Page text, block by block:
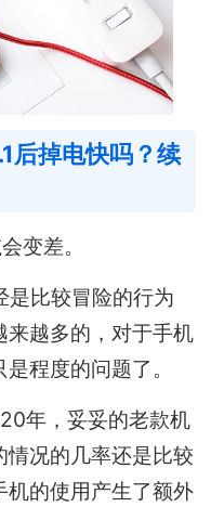
后掉电快吗？续
变差。
是比较冒险的行为
来越多的，对于手机
程度的问题了。
年，妥妥的老款机
情况的几率还是比较
机的使用产生了额外